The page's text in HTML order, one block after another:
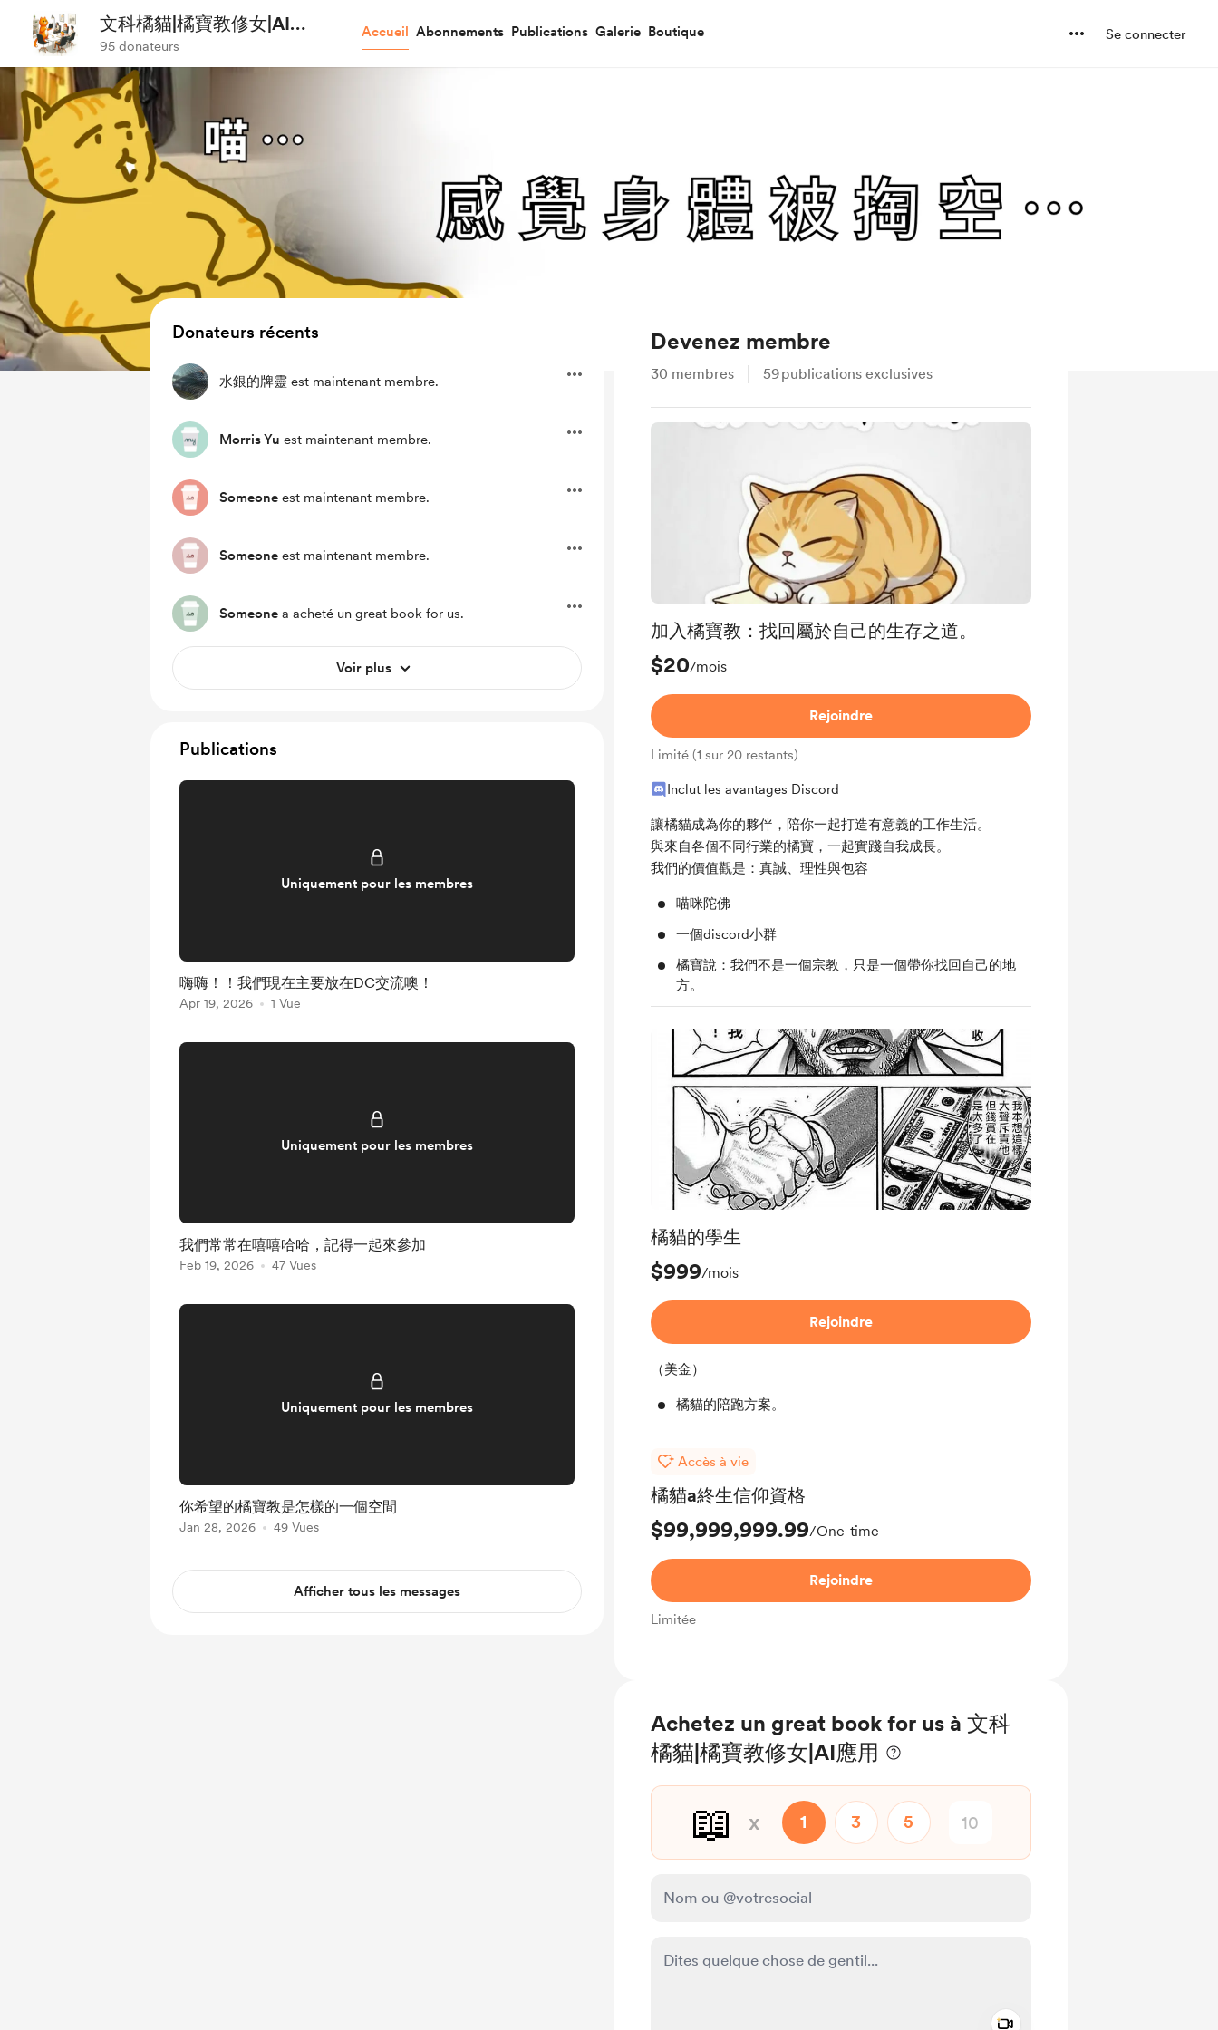
文科橘貓|橘寶教修女|AI應
用
95 donateurs
Accueil Abonnements Publications Galerie Boutique Se connecter
Devenez membre
30 membres 59publications exclusives
加入橘寶教：找回屬於自己的生存之道。
$20/mois
Rejoindre
Limité (1 sur 20 restants)
Inclut les avantages Discord
讓橘貓成為你的夥伴，陪你一起打造有意義的工作生活。
與來自各個不同行業的橘寶，一起實踐自我成長。
我們的價值觀是：真誠、理性與包容
喵咪陀佛
一個discord小群
橘寶說：我們不是一個宗教，只是一個帶你找回自己的地
方。
橘貓的學生
$999/mois
Rejoindre
（美金）
橘貓的陪跑方案。
Accès à vie
橘貓a終生信仰資格
$99,999,999.99/One-time
Rejoindre
Limitée
Achetez un great book for us à 文科
橘貓|橘寶教修女|AI應用
📖 x 1 3 5
Donateurs récents
水銀的牌靈 est maintenant membre.
Morris Yu est maintenant membre.
Someone est maintenant membre.
Someone est maintenant membre.
Someone a acheté un great book for us.
Voir plus
Publications
Uniquement pour les membres
嗨嗨！！我們現在主要放在DC交流噢！
Apr 19, 2026 1 Vue
Uniquement pour les membres
我們常常在嘻嘻哈哈，記得一起來參加
Feb 19, 2026 47 Vues
Uniquement pour les membres
你希望的橘寶教是怎樣的一個空間
Jan 28, 2026 49 Vues
Afficher tous les messages